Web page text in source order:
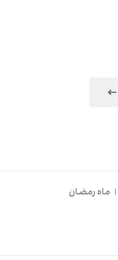
| ماه رمضان